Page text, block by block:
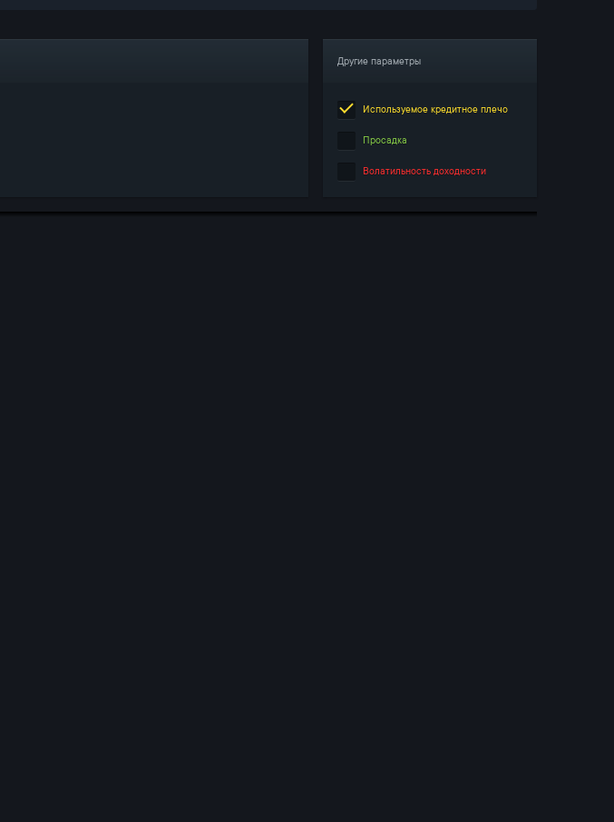
Другие параметры
Используемое кредитное плечо
Просадка
Волатильность доходности